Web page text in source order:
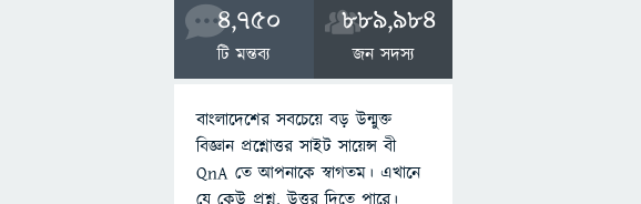
4,750
টি মন্তব্য
889,984
জন সদস্য
বাংলাদেশের সবচেয়ে বড় উন্মুক্ত
বিজ্ঞান প্রশ্নোত্তর সাইট সায়েন্স বী
QnA তে আপনাকে স্বাগতম। এখানে